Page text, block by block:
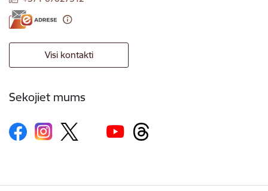
Visi kontakti
Sekojiet mums